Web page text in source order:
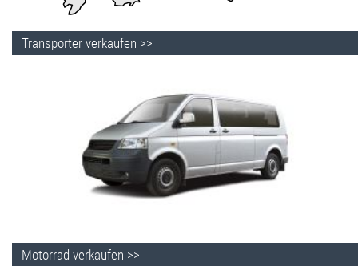
Transporter verkaufen >>
Motorrad verkaufen >>